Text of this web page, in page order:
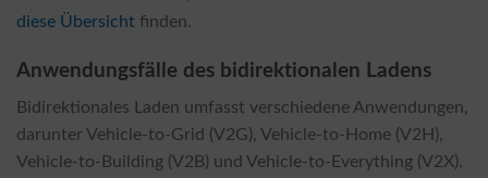
diese Übersicht finden.
Anwendungsfälle des bidirektionalen Ladens
Bidirektionales Laden umfasst verschiedene Anwendungen,
darunter Vehicle-to-Grid (V2G), Vehicle-to-Home (V2H),
Vehicle-to-Building (V2B) und Vehicle-to-Everything (V2X).